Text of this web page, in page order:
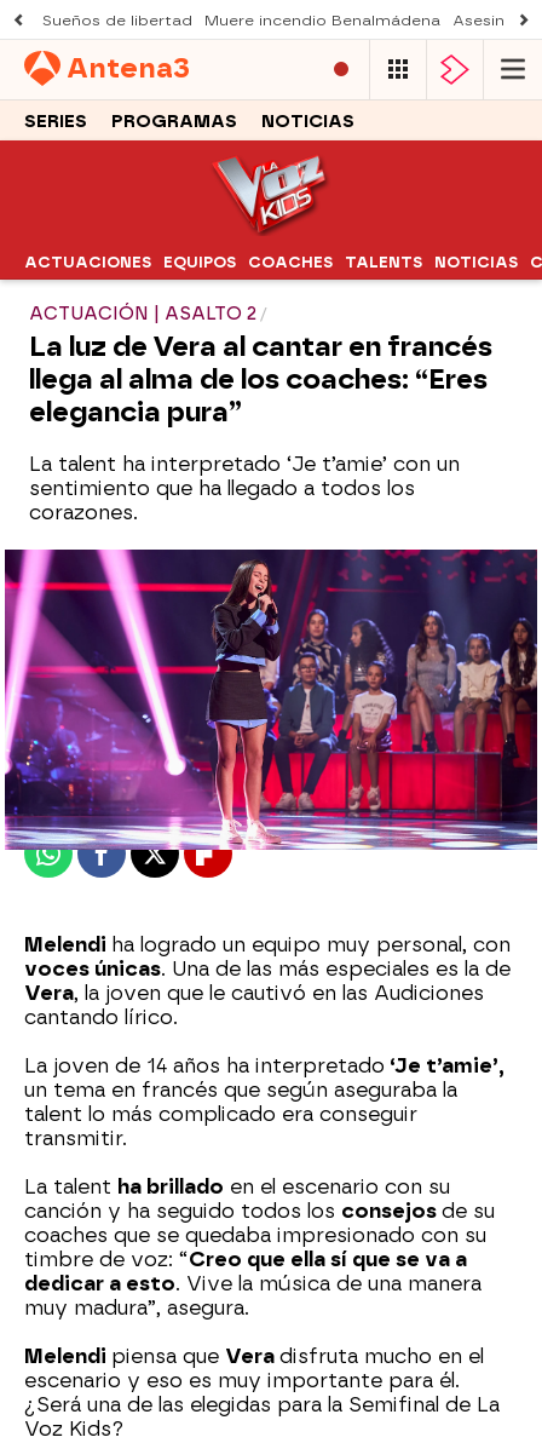
Sueños de libertad Muere incendio Benalmádena Asesinato
Antena3
SERIES PROGRAMAS NOTICIAS
ACTUACIONES EQUIPOS COACHES TALENTS NOTICIAS
ACTUACIÓN | ASALTO 2
La luz de Vera al cantar en francés
llega al alma de los coaches: “Eres
elegancia pura”
La talent ha interpretado ‘Je t’amie’ con un
sentimiento que ha llegado a todos los
corazones.
Celia Gil
Publicado: 23 de junio de 2024, 00:39
WhatsappFacebook
X Flipboard
Melendi ha logrado un equipo muy personal, con
voces únicas. Una de las más especiales es la de
Vera, la joven que le cautivó en las Audiciones
cantando lírico.
La joven de 14 años ha interpretado ‘Je t’amie’,
un tema en francés que según aseguraba la
talent lo más complicado era conseguir
transmitir.
La talent ha brillado en el escenario con su
canción y ha seguido todos los consejos de su
coaches que se quedaba impresionado con su
timbre de voz: “Creo que ella sí que se va a
dedicar a esto. Vive la música de una manera
muy madura”, asegura.
Melendi piensa que Vera disfruta mucho en el
escenario y eso es muy importante para él.
¿Será una de las elegidas para la Semifinal de La
Voz Kids?